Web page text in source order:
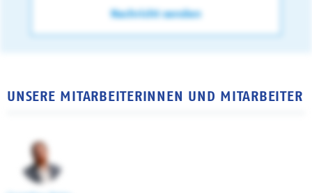
UNSERE MITARBEITERINNEN UND MITARBEITER